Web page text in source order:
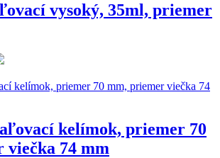
vysoký, 35ml, priemer
kelímok, priemer 70
viečka 74 mm